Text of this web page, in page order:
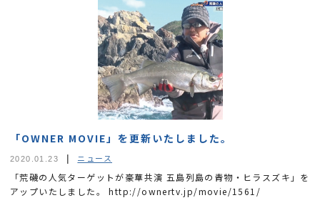
「OWNER MOVIE」を更新いたしました。
2020.01.23 ニュース
「荒磯の人気ターゲットが豪華共演 五島列島の青物・ヒラスズキ」を
アップいたしました。 http://ownertv.jp/movie/1561/